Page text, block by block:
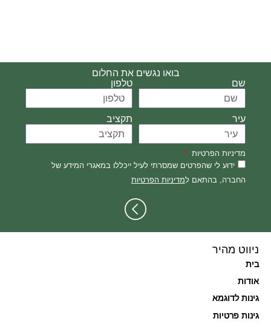
בואו נגשים את החלום
מדיניות הפרטיות
ידוע לי שהפרטים שמסרתי לעיל ייכללו במאגרי המידע של
החברה, בהתאם למדיניות הפרטיות
שם טלפון
עיר תקציב
ניווט מהיר
בית
אודות
גינות לדוגמא
גינות פרטיות